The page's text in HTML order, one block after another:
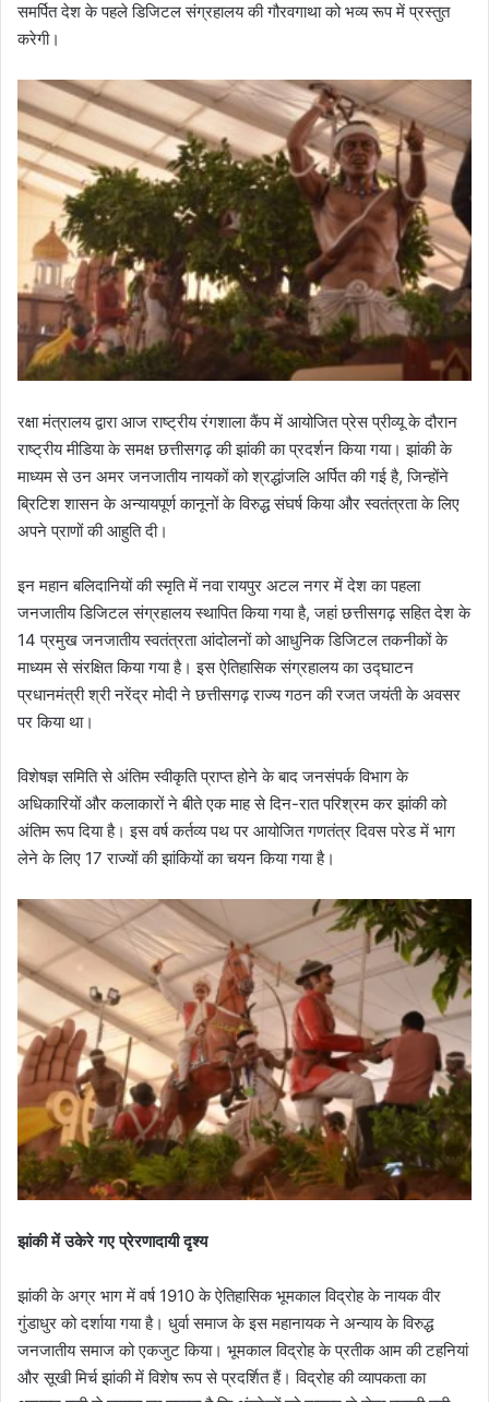
समर्पित देश के पहले डिजिटल संग्रहालय की गौरवगाथा को भव्य रूप में प्रस्तुत
करेगी।
रक्षा मंत्रालय द्वारा आज राष्ट्रीय रंगशाला कैंप में आयोजित प्रेस प्रीव्यू के दौरान
राष्ट्रीय मीडिया के समक्ष छत्तीसगढ़ की झांकी का प्रदर्शन किया गया। झांकी के
माध्यम से उन अमर जनजातीय नायकों को श्रद्धांजलि अर्पित की गई है, जिन्होंने
ब्रिटिश शासन के अन्यायपूर्ण कानूनों के विरुद्ध संघर्ष किया और स्वतंत्रता के लिए
अपने प्राणों की आहुति दी।
इन महान बलिदानियों की स्मृति में नवा रायपुर अटल नगर में देश का पहला
जनजातीय डिजिटल संग्रहालय स्थापित किया गया है, जहां छत्तीसगढ़ सहित देश के
14 प्रमुख जनजातीय स्वतंत्रता आंदोलनों को आधुनिक डिजिटल तकनीकों के
माध्यम से संरक्षित किया गया है। इस ऐतिहासिक संग्रहालय का उद्घाटन
प्रधानमंत्री श्री नरेंद्र मोदी ने छत्तीसगढ़ राज्य गठन की रजत जयंती के अवसर
पर किया था।
विशेषज्ञ समिति से अंतिम स्वीकृति प्राप्त होने के बाद जनसंपर्क विभाग के
अधिकारियों और कलाकारों ने बीते एक माह से दिन-रात परिश्रम कर झांकी को
अंतिम रूप दिया है। इस वर्ष कर्तव्य पथ पर आयोजित गणतंत्र दिवस परेड में भाग
लेने के लिए 17 राज्यों की झांकियों का चयन किया गया है।
झांकी में उकेरे गए प्रेरणादायी दृश्य
झांकी के अग्र भाग में वर्ष 1910 के ऐतिहासिक भूमकाल विद्रोह के नायक वीर
गुंडाधुर को दर्शाया गया है। धुर्वा समाज के इस महानायक ने अन्याय के विरुद्ध
जनजातीय समाज को एकजुट किया। भूमकाल विद्रोह के प्रतीक आम की टहनियां
और सूखी मिर्च झांकी में विशेष रूप से प्रदर्शित हैं। विद्रोह की व्यापकता का